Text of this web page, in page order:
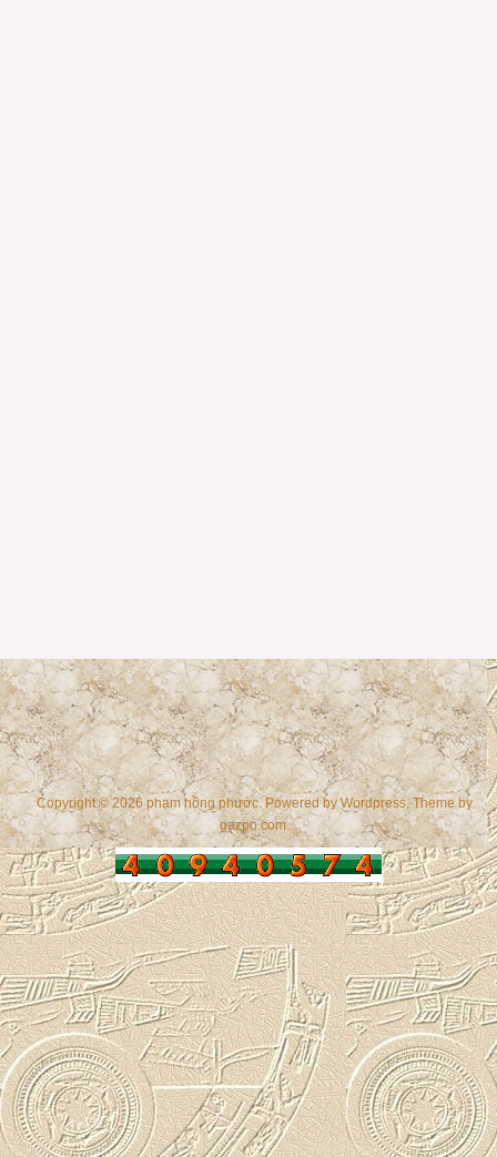
Copyright © 2026 phạm hồng phước. Powered byWordpress, Theme by
gazpo.com.